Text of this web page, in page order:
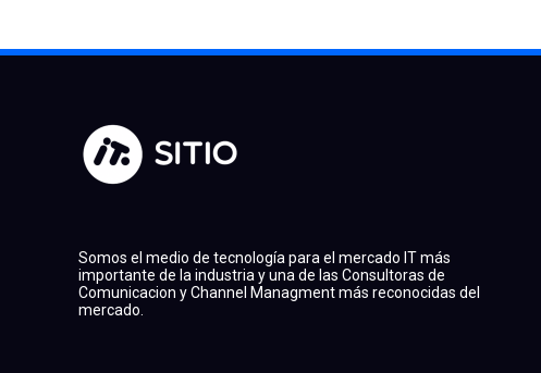
Somos el medio de tecnología para el mercado IT más
importante de la industria y una de las Consultoras de
Comunicacion y Channel Managment más reconocidas del
mercado.